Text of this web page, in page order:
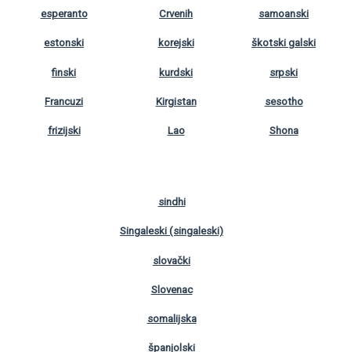
esperanto
estonski
finski
Francuzi
frizijski
Crvenih
korejski
kurdski
Kirgistan
Lao
samoanski
škotski galski
srpski
sesotho
Shona
sindhi
Singaleski (singaleski)
slovački
Slovenac
somalijska
španjolski